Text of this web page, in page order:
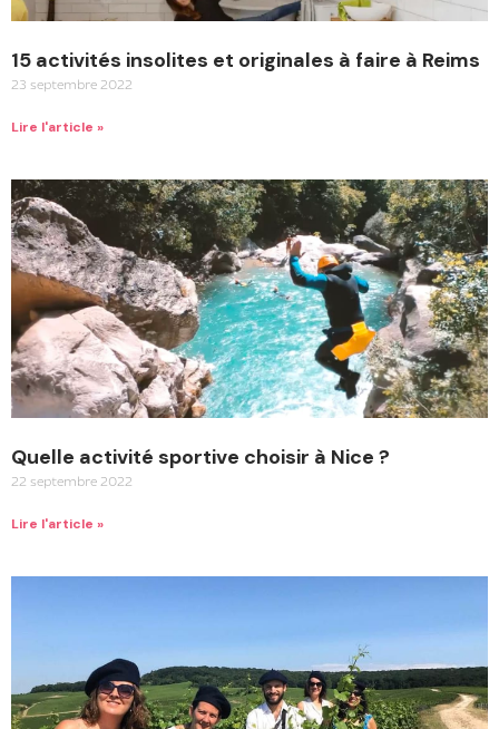
15 activités insolites et originales à faire à Reims
23 septembre 2022
Lire l'article »
Quelle activité sportive choisir à Nice ?
22 septembre 2022
Lire l'article »